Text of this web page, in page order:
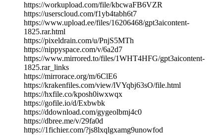
https://workupload.com/file/kbcwaFB6VZR
https://userscloud.com/f1yb4tabh6t7
https://www.upload.ee/files/16206468/gpt3aicontent-
1825.rar.html
https://pixeldrain.com/u/PnjS5MTh
https://nippyspace.com/v/6a2d7
https://www.mirrored.to/files/1WHT4HFG/gpt3aicontent-
1825.rar_links
https://mirrorace.org/m/6ClE6
https://krakenfiles.com/view/lVYqbj63sO/file.html
https://hxfile.co/kposh0iwxwqx
https://gofile.io/d/Exbwbk
https://ddownload.com/gygeolbmj4c0
https://dbree.me/v/29fa0d
https://1fichier.com/?js8lxqlgxamg9unowfod